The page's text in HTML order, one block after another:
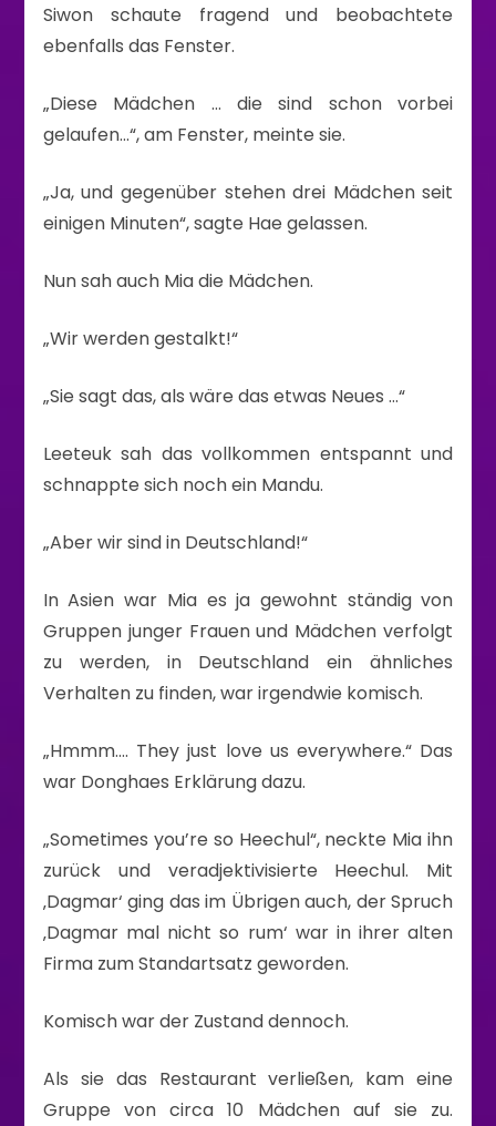
Siwon schaute fragend und beobachtete
ebenfalls das Fenster.
„Diese Mädchen … die sind schon vorbei
gelaufen…“, am Fenster, meinte sie.
„Ja, und gegenüber stehen drei Mädchen seit
einigen Minuten“, sagte Hae gelassen.
Nun sah auch Mia die Mädchen.
„Wir werden gestalkt!“
„Sie sagt das, als wäre das etwas Neues …“
Leeteuk sah das vollkommen entspannt und
schnappte sich noch ein Mandu.
„Aber wir sind in Deutschland!“
In Asien war Mia es ja gewohnt ständig von
Gruppen junger Frauen und Mädchen verfolgt
zu werden, in Deutschland ein ähnliches
Verhalten zu finden, war irgendwie komisch.
„Hmmm…. They just love us everywhere.“ Das
war Donghaes Erklärung dazu.
„Sometimes you’re so Heechul“, neckte Mia ihn
zurück und veradjektivisierte Heechul. Mit
‚Dagmar‘ ging das im Übrigen auch, der Spruch
‚Dagmar mal nicht so rum‘ war in ihrer alten
Firma zum Standartsatz geworden.
Komisch war der Zustand dennoch.
Als sie das Restaurant verließen, kam eine
Gruppe von circa 10 Mädchen auf sie zu.